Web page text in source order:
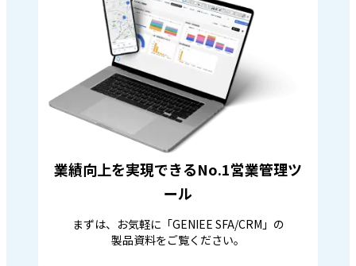
業績向上を実現できるNo.1営業管理ツ
ール
まずは、お気軽に「GENIEE SFA/CRM」の
製品資料をご覧ください。